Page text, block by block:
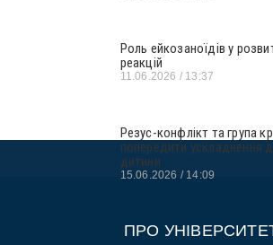
Роль ейкозаноїдів у
реакцій
11.06.2026 13:37
Резус-конфлікт та група
попередити ускладнення
дитини
15.06.2026 14:09
ПРО